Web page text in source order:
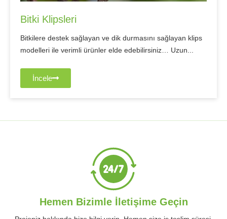
Bitki Klipsleri
Bitkilere destek sağlayan ve dik durmasını sağlayan klips
modelleri ile verimli ürünler elde edebilirsiniz… Uzun...
İncele
Hemen Bizimle İletişime Geçin